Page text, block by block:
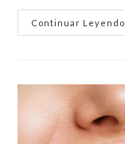
Continuar Leyendo